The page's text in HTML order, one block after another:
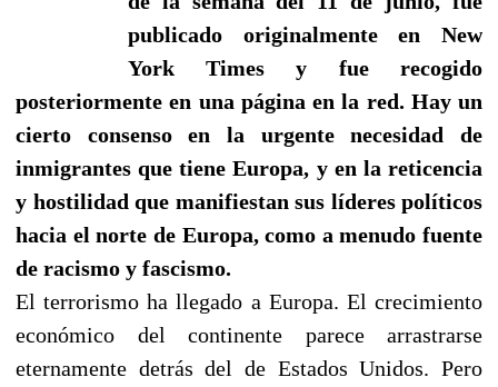
publicado originalmente en New
York Times y fue recogido
posteriormente en una página en la red. Hay un
cierto consenso en la urgente necesidad de
inmigrantes que tiene Europa, y en la reticencia
y hostilidad que manifiestan sus líderes políticos
hacia el norte de Europa, como a menudo fuente
de racismo y fascismo.
El terrorismo ha llegado a Europa. El crecimiento
económico del continente parece arrastrarse
eternamente detrás del de Estados Unidos. Pero